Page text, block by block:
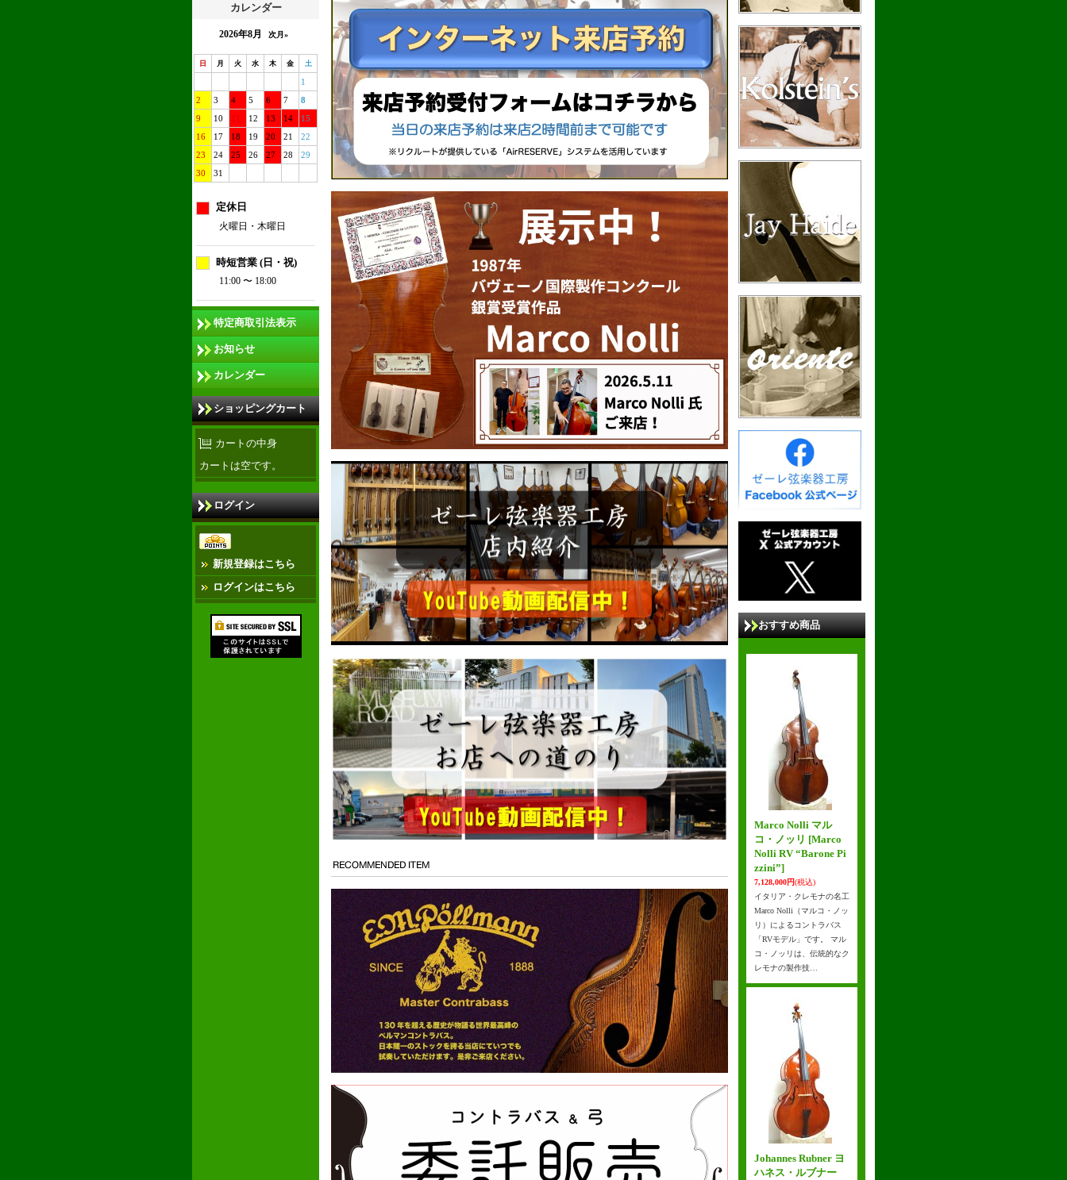
カレンダー
2026年8月 次月»
日 月 火 水 木 金 土
1
2
3 4 5 6 7
8
9
10 11 12 13 14
15
16
17 18 19 20 21
22
23
24 25 26 27 28
29
30
31
定休日
火曜日・木曜日
時短営業 (日・祝)
11:00 〜 18:00
特定商取引法表示
お知らせ
カレンダー
ショッピングカート
カートの中身
カートは空です。
ログイン
新規登録はこちら
ログインはこちら
おすすめ商品
Marco Nolli マル
コ・ノッリ [Marco
Nolli RV “Barone Pi
zzini”]
7,128,000円(税込)
イタリア・クレモナの名工
Marco Nolli（マルコ・ノッ
リ）によるコントラバス
「RVモデル」です。 マル
コ・ノッリは、伝統的なク
レモナの製作技…
Johannes Rubner ヨ
ハネス・ルブナー